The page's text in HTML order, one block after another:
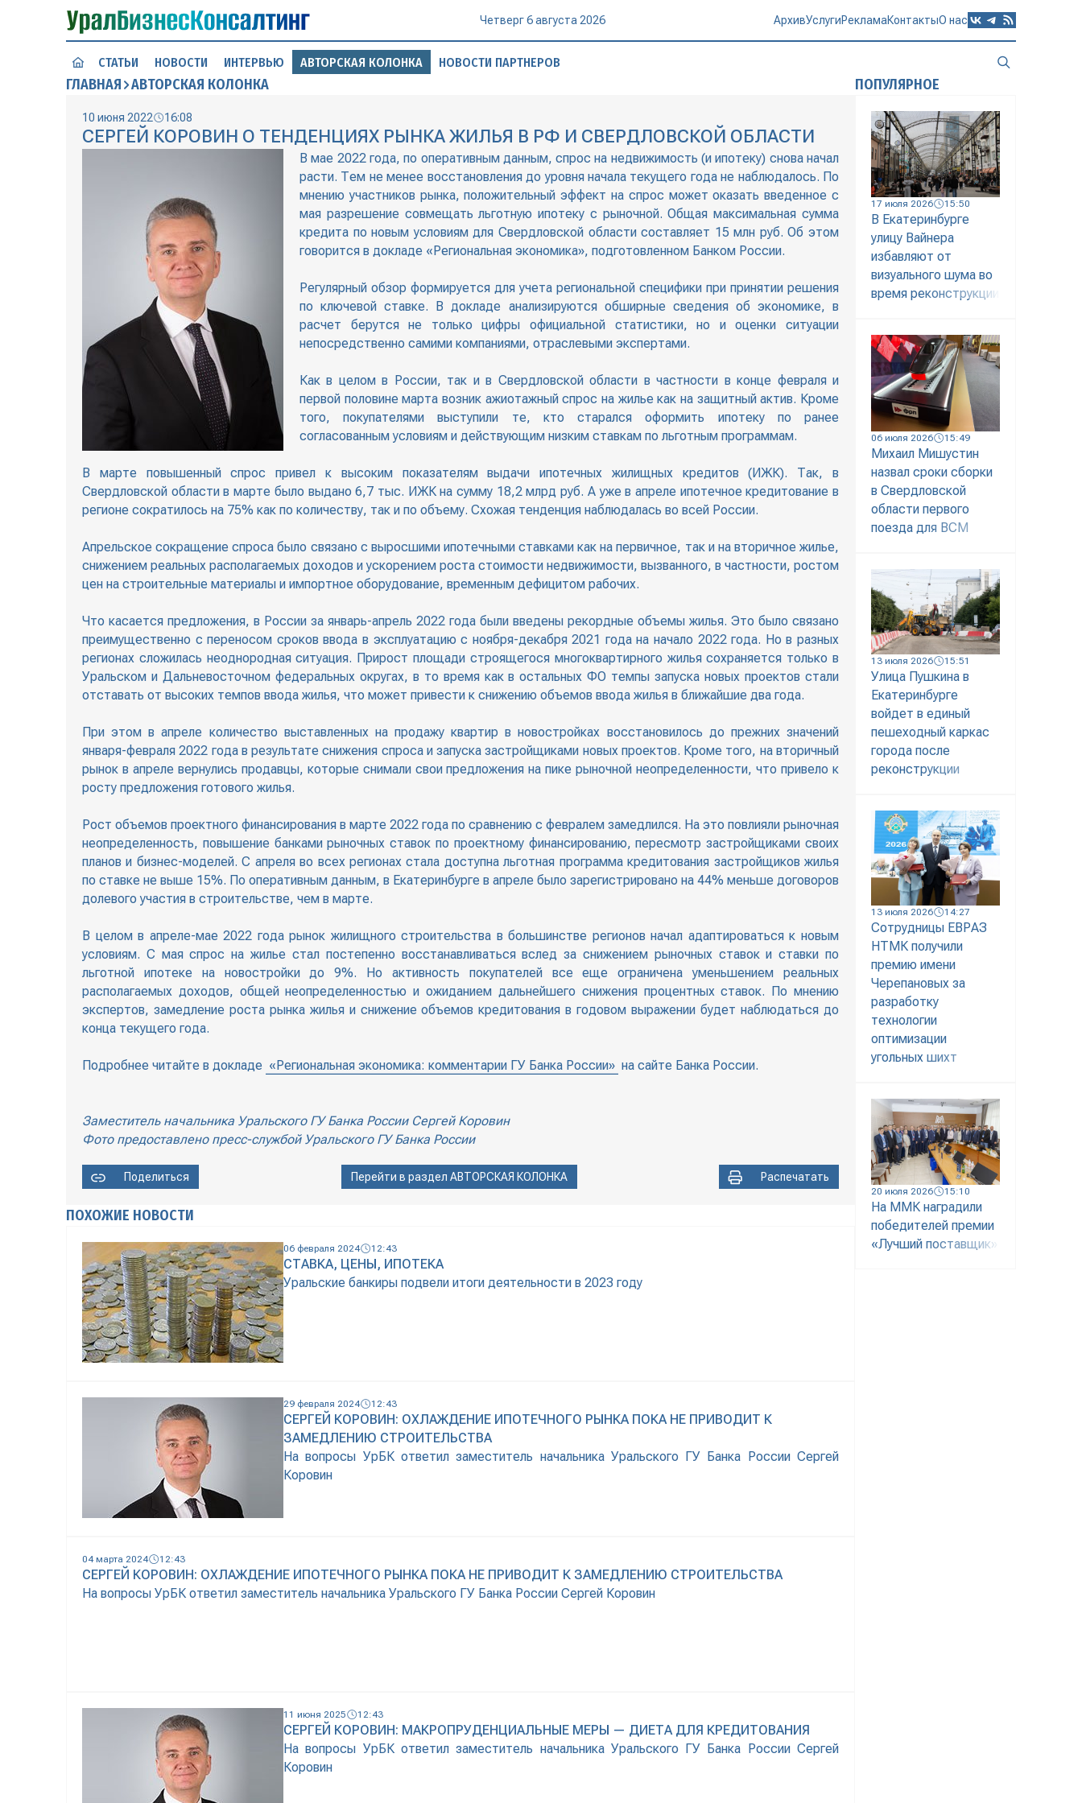
Четверг 6 августа 2026 АрхивУслугиРекламаКонтактыО нас
СТАТЬИ НОВОСТИ ИНТЕРВЬЮ АВТОРСКАЯ КОЛОНКА НОВОСТИ ПАРТНЕРОВ
ГЛАВНАЯ АВТОРСКАЯ КОЛОНКА
10 июня 2022 16:08
СЕРГЕЙ КОРОВИН О ТЕНДЕНЦИЯХ РЫНКА ЖИЛЬЯ В РФ И СВЕРДЛОВСКОЙ ОБЛАСТИ
В мае 2022 года, по оперативным данным, спрос на недвижимость (и ипотеку) снова начал
расти. Тем не менее восстановления до уровня начала текущего года не наблюдалось. По
мнению участников рынка, положительный эффект на спрос может оказать введенное с
мая разрешение совмещать льготную ипотеку с рыночной. Общая максимальная сумма
кредита по новым условиям для Свердловской области составляет 15 млн руб. Об этом
говорится в докладе «Региональная экономика», подготовленном Банком России.
Регулярный обзор формируется для учета региональной специфики при принятии решения
по ключевой ставке. В докладе анализируются обширные сведения об экономике, в
расчет берутся не только цифры официальной статистики, но и оценки ситуации
непосредственно самими компаниями, отраслевыми экспертами.
Как в целом в России, так и в Свердловской области в частности в конце февраля и
первой половине марта возник ажиотажный спрос на жилье как на защитный актив. Кроме
того, покупателями выступили те, кто старался оформить ипотеку по ранее
согласованным условиям и действующим низким ставкам по льготным программам.
В марте повышенный спрос привел к высоким показателям выдачи ипотечных жилищных кредитов (ИЖК). Так, в
Свердловской области в марте было выдано 6,7 тыс. ИЖК на сумму 18,2 млрд руб. А уже в апреле ипотечное кредитование в
регионе сократилось на 75% как по количеству, так и по объему. Схожая тенденция наблюдалась во всей России.
Апрельское сокращение спроса было связано с выросшими ипотечными ставками как на первичное, так и на вторичное жилье,
снижением реальных располагаемых доходов и ускорением роста стоимости недвижимости, вызванного, в частности, ростом
цен на строительные материалы и импортное оборудование, временным дефицитом рабочих.
Что касается предложения, в России за январь-апрель 2022 года были введены рекордные объемы жилья. Это было связано
преимущественно с переносом сроков ввода в эксплуатацию с ноября-декабря 2021 года на начало 2022 года. Но в разных
регионах сложилась неоднородная ситуация. Прирост площади строящегося многоквартирного жилья сохраняется только в
Уральском и Дальневосточном федеральных округах, в то время как в остальных ФО темпы запуска новых проектов стали
отставать от высоких темпов ввода жилья, что может привести к снижению объемов ввода жилья в ближайшие два года.
При этом в апреле количество выставленных на продажу квартир в новостройках восстановилось до прежних значений
января-февраля 2022 года в результате снижения спроса и запуска застройщиками новых проектов. Кроме того, на вторичный
рынок в апреле вернулись продавцы, которые снимали свои предложения на пике рыночной неопределенности, что привело к
росту предложения готового жилья.
Рост объемов проектного финансирования в марте 2022 года по сравнению с февралем замедлился. На это повлияли рыночная
неопределенность, повышение банками рыночных ставок по проектному финансированию, пересмотр застройщиками своих
планов и бизнес-моделей. С апреля во всех регионах стала доступна льготная программа кредитования застройщиков жилья
по ставке не выше 15%. По оперативным данным, в Екатеринбурге в апреле было зарегистрировано на 44% меньше договоров
долевого участия в строительстве, чем в марте.
В целом в апреле-мае 2022 года рынок жилищного строительства в большинстве регионов начал адаптироваться к новым
условиям. С мая спрос на жилье стал постепенно восстанавливаться вслед за снижением рыночных ставок и ставки по
льготной ипотеке на новостройки до 9%. Но активность покупателей все еще ограничена уменьшением реальных
располагаемых доходов, общей неопределенностью и ожиданием дальнейшего снижения процентных ставок. По мнению
экспертов, замедление роста рынка жилья и снижение объемов кредитования в годовом выражении будет наблюдаться до
конца текущего года.
Подробнее читайте в докладе «Региональная экономика: комментарии ГУ Банка России» на сайте Банка России.
Заместитель начальника Уральского ГУ Банка России Сергей Коровин
Фото предоставлено пресс-службой Уральского ГУ Банка России
Поделиться Перейти в раздел АВТОРСКАЯ КОЛОНКА Распечатать
ПОХОЖИЕ НОВОСТИ
06 февраля 2024 12:43
СТАВКА, ЦЕНЫ, ИПОТЕКА
Уральские банкиры подвели итоги деятельности в 2023 году
29 февраля 2024 12:43
СЕРГЕЙ КОРОВИН: ОХЛАЖДЕНИЕ ИПОТЕЧНОГО РЫНКА ПОКА НЕ ПРИВОДИТ К
ЗАМЕДЛЕНИЮ СТРОИТЕЛЬСТВА
На вопросы УрБК ответил заместитель начальника Уральского ГУ Банка России Сергей
Коровин
04 марта 2024 12:43
СЕРГЕЙ КОРОВИН: ОХЛАЖДЕНИЕ ИПОТЕЧНОГО РЫНКА ПОКА НЕ ПРИВОДИТ К ЗАМЕДЛЕНИЮ СТРОИТЕЛЬСТВА
На вопросы УрБК ответил заместитель начальника Уральского ГУ Банка России Сергей Коровин
11 июня 2025 12:43
СЕРГЕЙ КОРОВИН: МАКРОПРУДЕНЦИАЛЬНЫЕ МЕРЫ — ДИЕТА ДЛЯ КРЕДИТОВАНИЯ
На вопросы УрБК ответил заместитель начальника Уральского ГУ Банка России Сергей
Коровин
ПОПУЛЯРНОЕ
17 июля 2026 15:50
В Екатеринбурге
улицу Вайнера
избавляют от
визуального шума во
время реконструкции
06 июля 2026 15:49
Михаил Мишустин
назвал сроки сборки
в Свердловской
области первого
поезда для ВСМ
13 июля 2026 15:51
Улица Пушкина в
Екатеринбурге
войдет в единый
пешеходный каркас
города после
реконструкции
13 июля 2026 14:27
Сотрудницы ЕВРАЗ
НТМК получили
премию имени
Черепановых за
разработку
технологии
оптимизации
угольных шихт
20 июля 2026 15:10
На ММК наградили
победителей премии
«Лучший поставщик»